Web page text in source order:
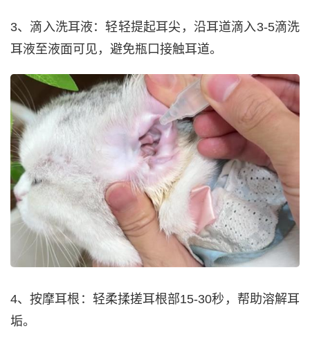
3、滴入洗耳液：轻轻提起耳尖，沿耳道滴入3-5滴洗
耳液至液面可见，避免瓶口接触耳道。
4、按摩耳根：轻柔揉搓耳根部15-30秒，帮助溶解耳
垢。